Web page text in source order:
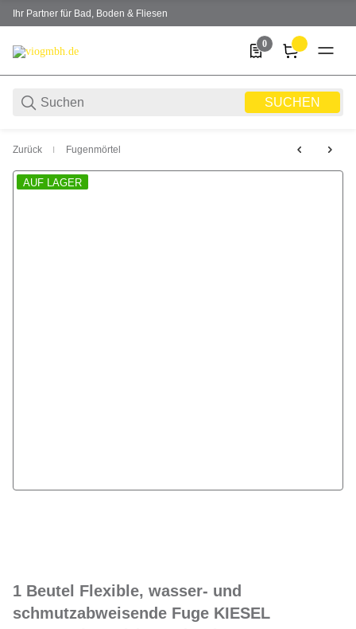
Ihr Partner für Bad, Boden & Fliesen
SUCHEN
0
0 Produkte in der Liste
Zurück Fugenmörtel
AUF LAGER
1 Beutel Flexible, wasser- und
schmutzabweisende Fuge KIESEL